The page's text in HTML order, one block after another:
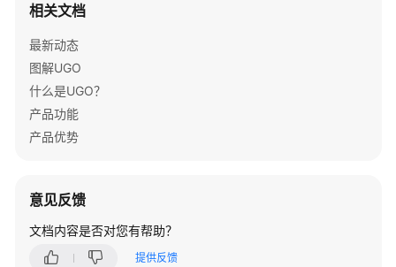
本
兼
容
性
说
明
布
式
本
相关文档
最新动态
图解UGO
什么是UGO？
产品功能
产品优势
意见反馈
文档内容是否对您有帮助？
提供反馈